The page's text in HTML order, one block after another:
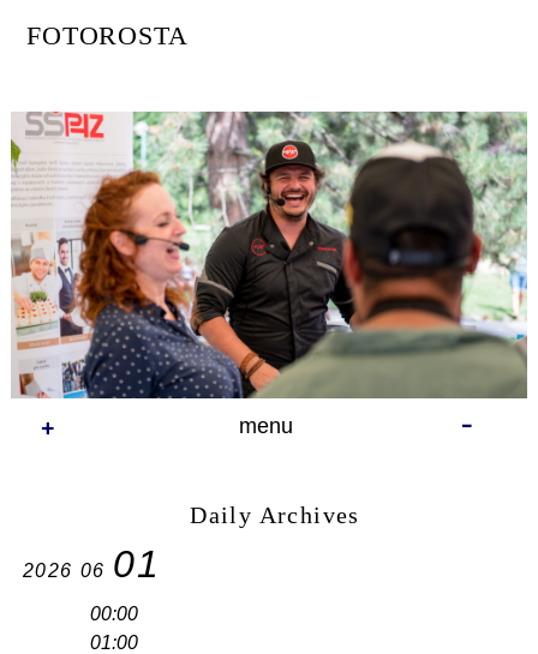
to
FOTOROSTA
menu
Daily Archives
2026 06 01
00:00
01:00